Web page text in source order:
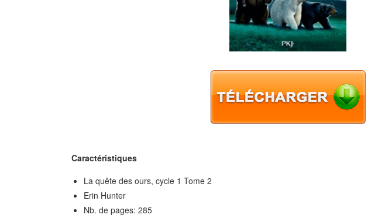
Caractéristiques
La quête des ours, cycle 1 Tome 2
Erin Hunter
Nb. de pages: 285